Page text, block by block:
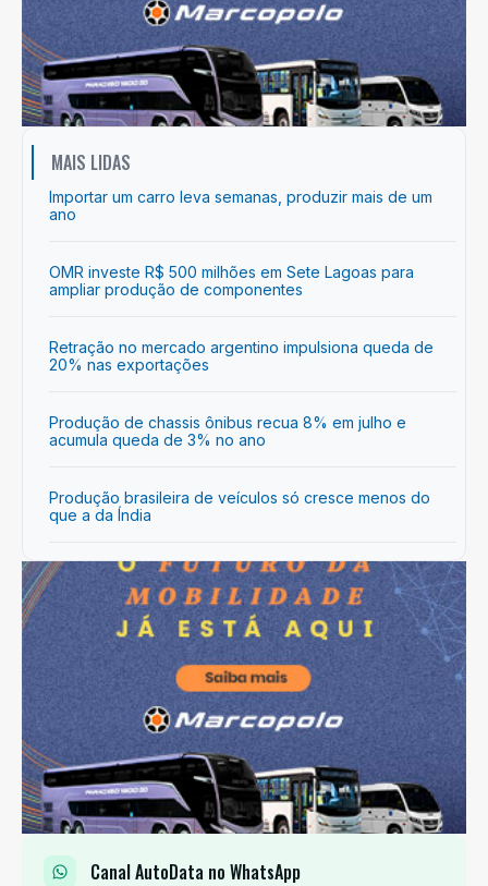
MAIS LIDAS
Importar um carro leva semanas, produzir mais de um
ano
OMR investe R$ 500 milhões em Sete Lagoas para
ampliar produção de componentes
Retração no mercado argentino impulsiona queda de
20% nas exportações
Produção de chassis ônibus recua 8% em julho e
acumula queda de 3% no ano
Produção brasileira de veículos só cresce menos do
que a da Índia
Canal AutoData no WhatsApp